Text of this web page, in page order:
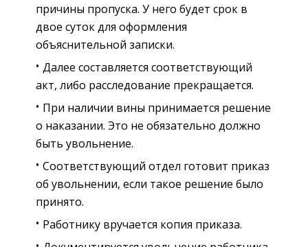
причины пропуска. У него будет срок в
двое суток для оформления
объяснительной записки.
Далее составляется соответствующий
акт, либо расследование прекращается.
При наличии вины принимается решение
о наказании. Это не обязательно должно
быть увольнение.
Соответствующий отдел готовит приказ
об увольнении, если такое решение было
принято.
Работнику вручается копия приказа.